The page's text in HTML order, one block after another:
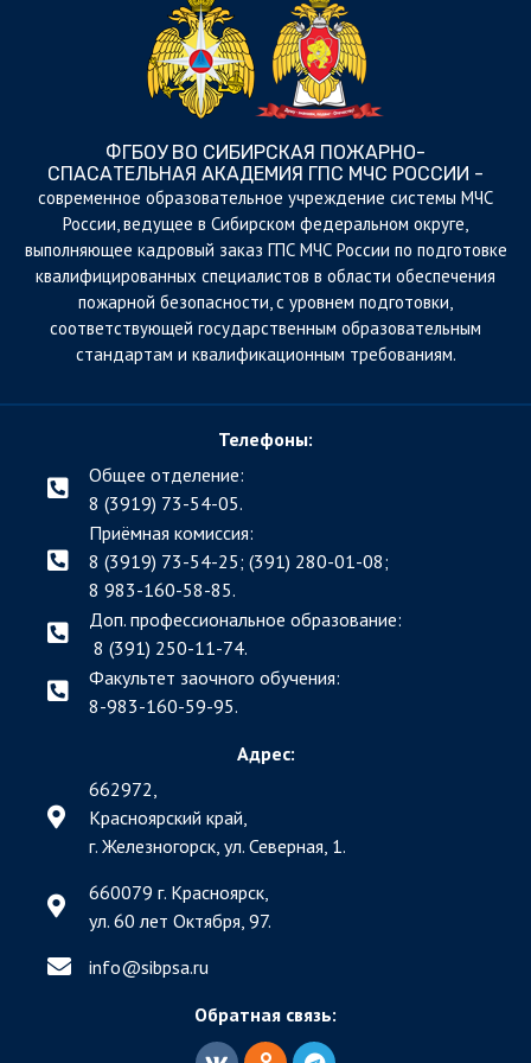
ФГБОУ ВО СИБИРСКАЯ ПОЖАРНО-
СПАСАТЕЛЬНАЯ АКАДЕМИЯ ГПС МЧС РОССИИ -
cовременное образовательное учреждение системы МЧС
России, ведущее в Сибирском федеральном округе,
выполняющее кадровый заказ ГПС МЧС России по подготовке
квалифицированных специалистов в области обеспечения
пожарной безопасности, с уровнем подготовки,
соответствующей государственным образовательным
стандартам и квалификационным требованиям.
Телефоны:
Общее отделение:
8 (3919) 73-54-05.
Приёмная комиссия:
8 (3919) 73-54-25; (391) 280-01-08;
8 983-160-58-85.
Доп. профессиональное образование:
8 (391) 250-11-74.
Факультет заочного обучения:
8-983-160-59-95.
Адрес:
662972,
Красноярский край,
г. Железногорск, ул. Северная, 1.
660079 г. Красноярск,
ул. 60 лет Октября, 97.
info@sibpsa.ru
Обратная связь: